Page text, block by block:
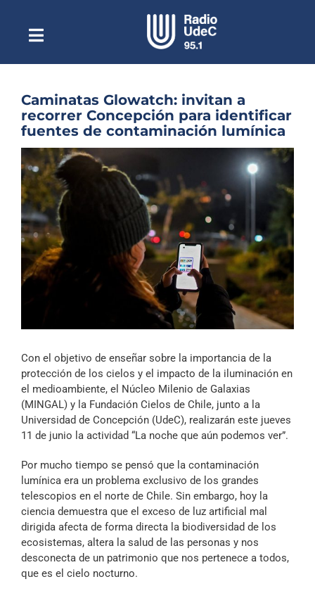
contenidoToggle
NavigationEscuchar Radio UdeC en vivo
Quiénes Somos
Programación
Podcast
Noticias
Reportajes
Columnas
Música Clásica
Especiales
Archivo Sonoro
Caminatas Glowatch: invitan a
recorrer Concepción para identificar
fuentes de contaminación lumínica
Ver
imagen
más
grande
Con el objetivo de enseñar sobre la importancia de la
protección de los cielos y el impacto de la iluminación en
el medioambiente, el Núcleo Milenio de Galaxias
(MINGAL) y la Fundación Cielos de Chile, junto a la
Universidad de Concepción (UdeC), realizarán este jueves
11 de junio la actividad “La noche que aún podemos ver”.
Por mucho tiempo se pensó que la contaminación
lumínica era un problema exclusivo de los grandes
telescopios en el norte de Chile. Sin embargo, hoy la
ciencia demuestra que el exceso de luz artificial mal
dirigida afecta de forma directa la biodiversidad de los
ecosistemas, altera la salud de las personas y nos
desconecta de un patrimonio que nos pertenece a todos,
que es el cielo nocturno.